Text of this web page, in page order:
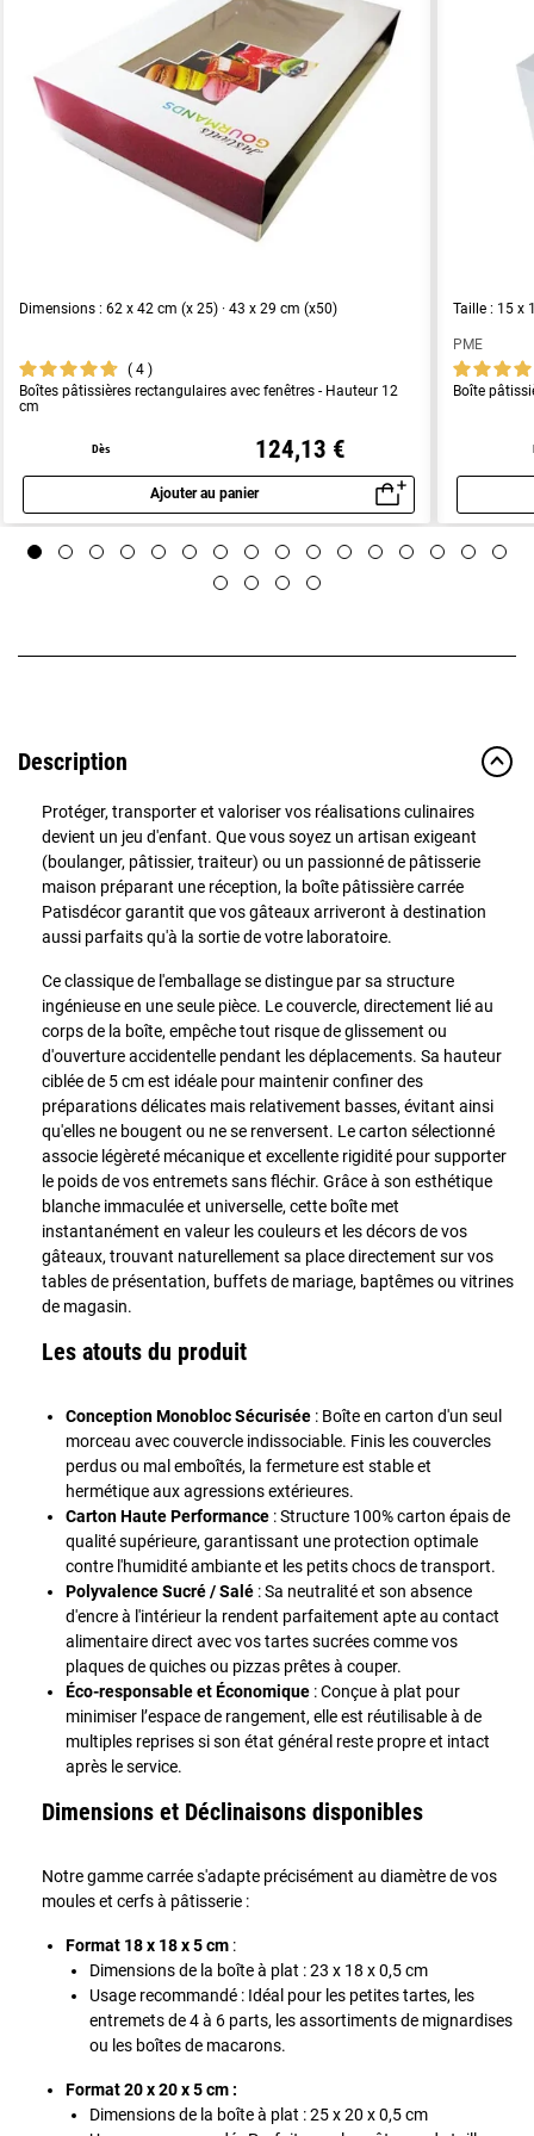
Dimensions : 62 x 42 cm (x 25) · 43 x 29 cm (x50)
4
Boîtes pâtissières rectangulaires avec fenêtres - Hauteur 12
cm
Dès 124,13 €
Ajouter au panier
Aperçu rapide
Taille : 15 x
PME
Boîte
Description
Protéger, transporter et valoriser vos réalisations culinaires
devient un jeu d'enfant. Que vous soyez un artisan exigeant
(boulanger, pâtissier, traiteur) ou un passionné de pâtisserie
maison préparant une réception, la boîte pâtissière carrée
Patisdécor garantit que vos gâteaux arriveront à destination
aussi parfaits qu'à la sortie de votre laboratoire.
Ce classique de l'emballage se distingue par sa structure
ingénieuse en une seule pièce. Le couvercle, directement lié au
corps de la boîte, empêche tout risque de glissement ou
d'ouverture accidentelle pendant les déplacements. Sa hauteur
ciblée de 5 cm est idéale pour maintenir confiner des
préparations délicates mais relativement basses, évitant ainsi
qu'elles ne bougent ou ne se renversent. Le carton sélectionné
associe légèreté mécanique et excellente rigidité pour supporter
le poids de vos entremets sans fléchir. Grâce à son esthétique
blanche immaculée et universelle, cette boîte met
instantanément en valeur les couleurs et les décors de vos
gâteaux, trouvant naturellement sa place directement sur vos
tables de présentation, buffets de mariage, baptêmes ou vitrines
de magasin.
Les atouts du produit
Conception Monobloc Sécurisée : Boîte en carton d'un seul
morceau avec couvercle indissociable. Finis les couvercles
perdus ou mal emboîtés, la fermeture est stable et
hermétique aux agressions extérieures.
Carton Haute Performance : Structure 100% carton épais de
qualité supérieure, garantissant une protection optimale
contre l'humidité ambiante et les petits chocs de transport.
Polyvalence Sucré / Salé : Sa neutralité et son absence
d'encre à l'intérieur la rendent parfaitement apte au contact
alimentaire direct avec vos tartes sucrées comme vos
plaques de quiches ou pizzas prêtes à couper.
Éco-responsable et Économique : Conçue à plat pour
minimiser l’espace de rangement, elle est réutilisable à de
multiples reprises si son état général reste propre et intact
après le service.
Dimensions et Déclinaisons disponibles
Notre gamme carrée s'adapte précisément au diamètre de vos
moules et cerfs à pâtisserie :
Format 18 x 18 x 5 cm :
Dimensions de la boîte à plat : 23 x 18 x 0,5 cm
Usage recommandé : Idéal pour les petites tartes, les
entremets de 4 à 6 parts, les assortiments de mignardises
ou les boîtes de macarons.
Format 20 x 20 x 5 cm :
Dimensions de la boîte à plat : 25 x 20 x 0,5 cm